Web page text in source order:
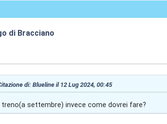
di Bracciano
di: Blueline il 12 Lug 2024, 00:45
treno(a settembre) invece come dovrei fare?